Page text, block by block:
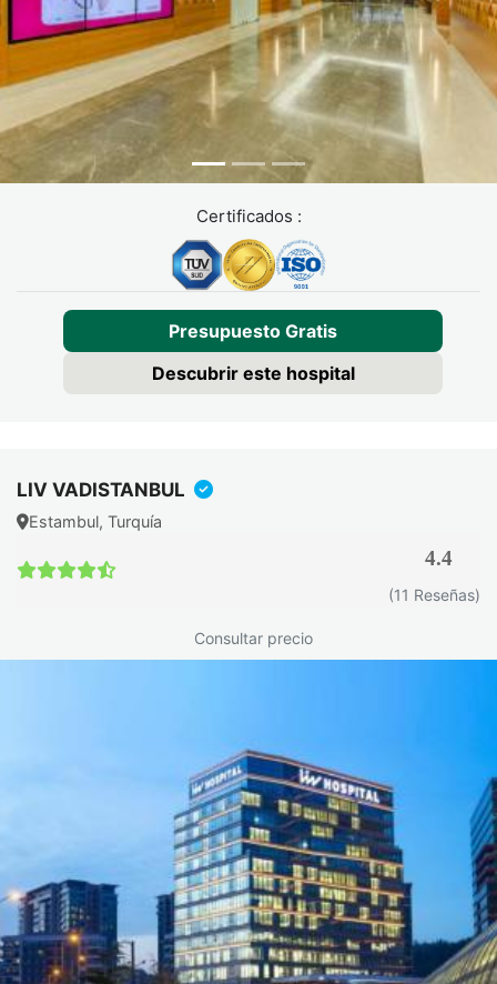
Certificados :
Presupuesto Gratis
Descubrir este hospital
LIV VADISTANBUL
Estambul, Turquía
4.4
(11 Reseñas)
Consultar precio